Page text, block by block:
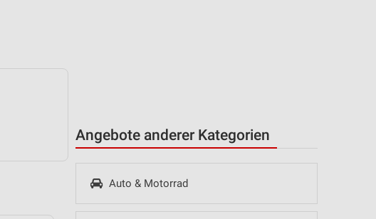
Angebote anderer Kategorien
Auto & Motorrad